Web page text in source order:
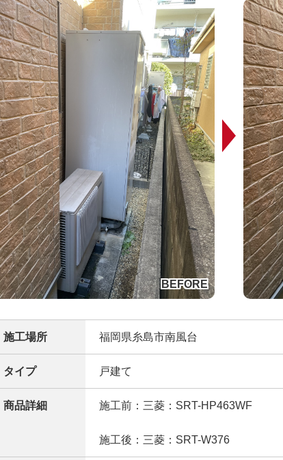
施工場所 福岡県糸島市南風台
タイプ 戸建て
商品詳細 施工前：三菱：SRT-HP463WF
施工後：三菱：SRT-W376